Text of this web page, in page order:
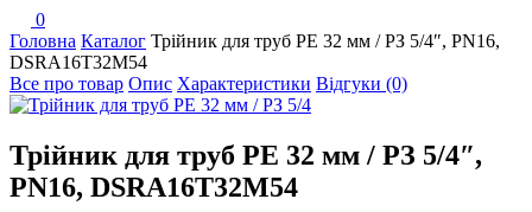
0
Головна Каталог Трійник для труб PE 32 мм / РЗ 5/4″, PN16,
DSRA16T32M54
Все про товар Опис Характеристики Відгуки (0)
Трійник для труб PE 32 мм / РЗ 5/4″,
PN16, DSRA16T32M54